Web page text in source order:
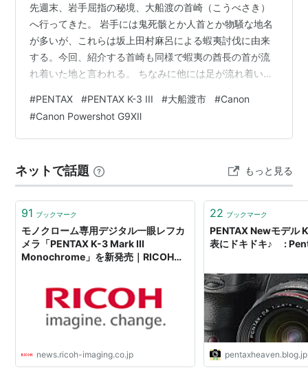
先週末、岩手屈指の秘境、大船渡の首崎（こうべさき）
へ行ってきた。 岩手には鬼死骸とか人首とか物騒な地名
が多いが、これらは坂上田村麻呂による蝦夷討伐に由来
する。今回、紹介する首崎も同様で蝦夷の酋長の首が流
れ着いた地と言われる。 ちなみに他には足が流れ着いた
すぎ。 Canon PowerShot G9 X Mark II 13.946mm f/5.6
SS1/50 ISO200 目指すは首崎の灯台だが、そこへたどり
着くのは楽ではない。 大船駅と釜石の間にある、小壁漁
のタイヤ。 Canon Power…
#PENTAX #PENTAX K-3 III #大船渡市 #Canon
#Canon Powershot G9XⅡ
ネットで話題 もっと見る
91 ブックマーク
モノクローム専用デジタル一眼レフカ
メラ「PENTAX K-3 Mark III
Monochrome」を新発売｜RICOH
news.ricoh-imaging.co.jp
22 ブックマーク
PENTAX Newモデル
表にドキドキ♪ :
pentaxheaven.blog.jp